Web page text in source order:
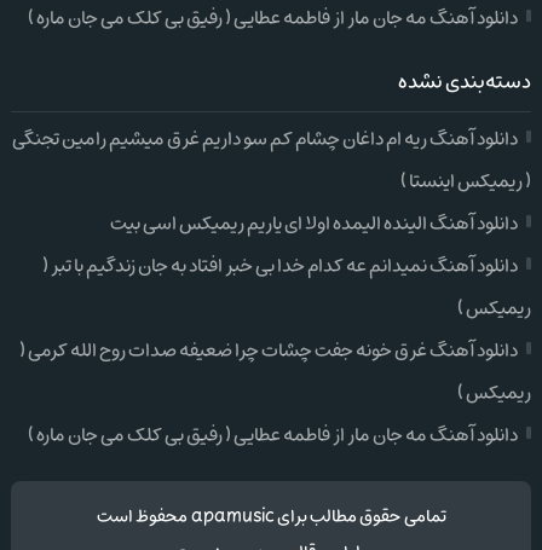
دانلود آهنگ مه جان مار از فاطمه عطایی ( رفیق بی کلک می جان ماره )
دسته‌بندی نشده
دانلود آهنگ ریه ام داغان چشام کم سو داریم غرق میشیم رامین تجنگی
( ریمیکس اینستا )
دانلود آهنگ الینده الیمده اولا ای یاریم ریمیکس اسی بیت
دانلود آهنگ نمیدانم عه کدام خدا بی خبر افتاد به جان زندگیم با تبر (
ریمیکس )
دانلود آهنگ غرق خونه جفت چشات چرا ضعیفه صدات روح الله کرمی (
ریمیکس )
دانلود آهنگ مه جان مار از فاطمه عطایی ( رفیق بی کلک می جان ماره )
تمامی حقوق مطالب برای apamusic محفوظ است